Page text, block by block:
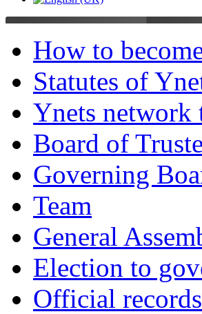
How to
Statutes of
Ynets network
Board of
Governing
Team
General
Election to
Official records